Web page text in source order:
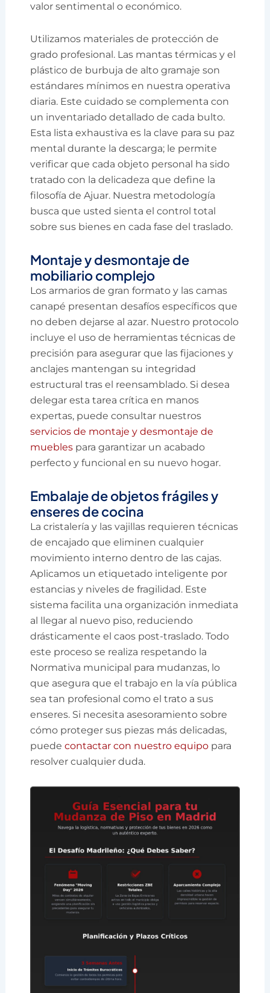
valor sentimental o económico.
Utilizamos materiales de protección de
grado profesional. Las mantas térmicas y el
plástico de burbuja de alto gramaje son
estándares mínimos en nuestra operativa
diaria. Este cuidado se complementa con
un inventariado detallado de cada bulto.
Esta lista exhaustiva es la clave para su paz
mental durante la descarga; le permite
verificar que cada objeto personal ha sido
tratado con la delicadeza que define la
filosofía de Ajuar. Nuestra metodología
busca que usted sienta el control total
sobre sus bienes en cada fase del traslado.
Montaje y desmontaje de
mobiliario complejo
Los armarios de gran formato y las camas
canapé presentan desafíos específicos que
no deben dejarse al azar. Nuestro protocolo
incluye el uso de herramientas técnicas de
precisión para asegurar que las fijaciones y
anclajes mantengan su integridad
estructural tras el reensamblado. Si desea
delegar esta tarea crítica en manos
expertas, puede consultar nuestros
servicios de montaje y desmontaje de
muebles para garantizar un acabado
perfecto y funcional en su nuevo hogar.
Embalaje de objetos frágiles y
enseres de cocina
La cristalería y las vajillas requieren técnicas
de encajado que eliminen cualquier
movimiento interno dentro de las cajas.
Aplicamos un etiquetado inteligente por
estancias y niveles de fragilidad. Este
sistema facilita una organización inmediata
al llegar al nuevo piso, reduciendo
drásticamente el caos post-traslado. Todo
este proceso se realiza respetando la
Normativa municipal para mudanzas, lo
que asegura que el trabajo en la vía pública
sea tan profesional como el trato a sus
enseres. Si necesita asesoramiento sobre
cómo proteger sus piezas más delicadas,
puedecontactar con nuestro equipo para
resolver cualquier duda.